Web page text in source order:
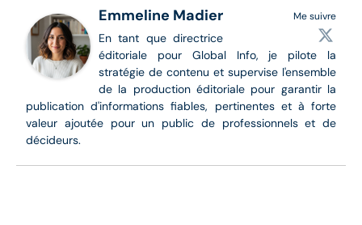
Me suivre
Emmeline Madier
En tant que directrice
éditoriale pour Global Info, je pilote la
stratégie de contenu et supervise l'ensemble
de la production éditoriale pour garantir la
publication d'informations fiables, pertinentes et à forte
valeur ajoutée pour un public de professionnels et de
décideurs.